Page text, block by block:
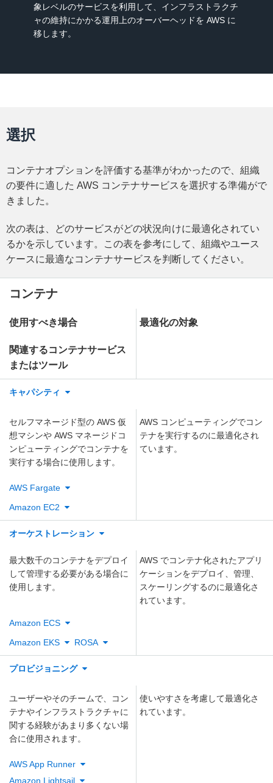
象レベルのサービスを利用して、インフラストラクチ
ャの維持にかかる運用上のオーバーヘッドを AWS に
移します。
選択
コンテナオプションを評価する基準がわかったので、組織
の要件に適した AWS コンテナサービスを選択する準備がで
きました。
次の表は、どのサービスがどの状況向けに最適化されてい
るかを示しています。この表を参考にして、組織やユース
ケースに最適なコンテナサービスを判断してください。
コンテナ
使用すべき場合 最適化の対象
関連するコンテナサービス
またはツール
キャパシティ
セルフマネージド型の AWS 仮
想マシンや AWS マネージドコ
ンピューティングでコンテナを
実行する場合に使用します。
AWS コンピューティングでコン
テナを実行するのに最適化され
ています。
AWS Fargate
Amazon EC2
オーケストレーション
最大数千のコンテナをデプロイ
して管理する必要がある場合に
使用します。
AWS でコンテナ化されたアプリ
ケーションをデプロイ、管理、
スケーリングするのに最適化さ
れています。
Amazon ECS
Amazon EKS
ROSA
プロビジョニング
ユーザーやそのチームで、コン
テナやインフラストラクチャに
関する経験があまり多くない場
合に使用されます。
使いやすさを考慮して最適化さ
れています。
AWS App Runner
Amazon Lightsail